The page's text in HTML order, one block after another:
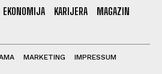
EKONOMIJA KARIJERA
MAGAZIN
MARKETING
IMPRESSUM